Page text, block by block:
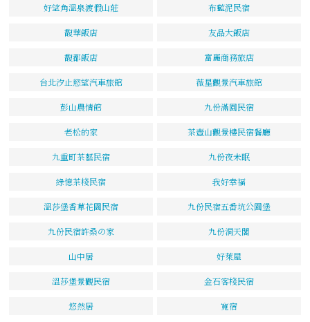
好望角溫泉渡假山莊 布藍泥民宿
馥華飯店 友品大飯店
馥都飯店 富麗商務旅店
台北汐止慾望汽車旅館 薇星觀景汽車旅館
彭山農情館 九份滿園民宿
老松的家 茶壺山觀景樓民宿餐廳
九重町茶藝民宿 九份夜未眠
綠憶茶棧民宿 我好幸福
溫莎堡香草花園民宿 九份民宿五番坑公園堡
九份民宿許桑の家 九份洞天閣
山中居 好萊屋
溫莎堡景觀民宿 金石客棧民宿
悠然居 寬宿